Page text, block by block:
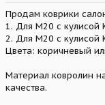
Продам коврики
1. Для М20 с кулисой
2. Для М20 с кулисой
Цвета: коричневый
Материал ковролин
качества.